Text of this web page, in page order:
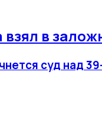
в
суд над